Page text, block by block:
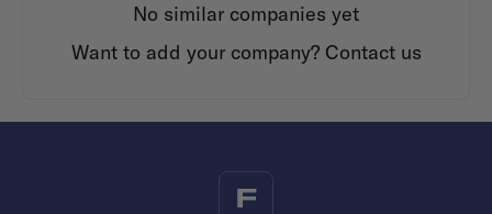
No similar companies yet
Want to add your company? Contact us
F